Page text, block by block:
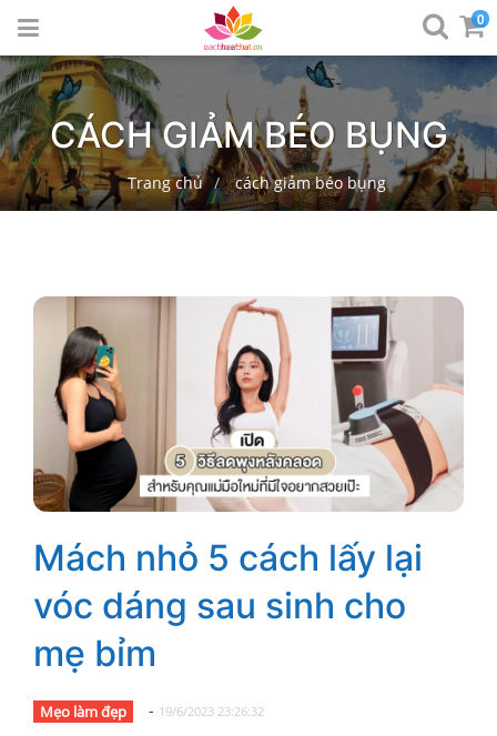
0
CÁCH GIẢM BÉO BỤNG
Trang chủ cách giảm béo bụng
Mách nhỏ 5 cách lấy lại
vóc dáng sau sinh cho
mẹ bỉm
Mẹo làm đẹp - 19/6/2023 23:26:32